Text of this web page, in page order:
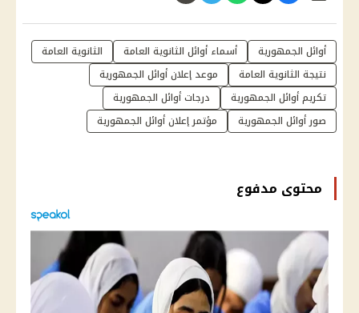
أوائل الجمهورية أسماء أوائل الثانوية العامة
الثانوية العامة
نتيجة الثانوية العامة
موعد إعلان أوائل الجمهورية
تكريم أوائل الجمهورية
درجات أوائل الجمهورية
صور أوائل الجمهورية
مؤتمر إعلان أوائل الجمهورية
محتوى مدفوع